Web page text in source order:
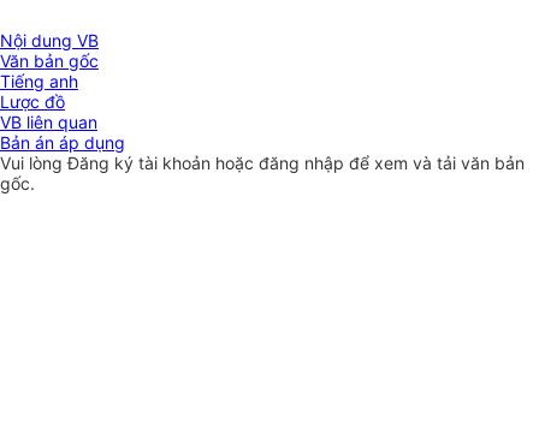
Nội dung VB
Văn bản gốc
Tiếng anh
Lược đồ
VB liên quan
Bản án áp dụng
Vui lòngĐăng ký tài khoản hoặc đăng nhập để xem và tải văn bản
gốc.